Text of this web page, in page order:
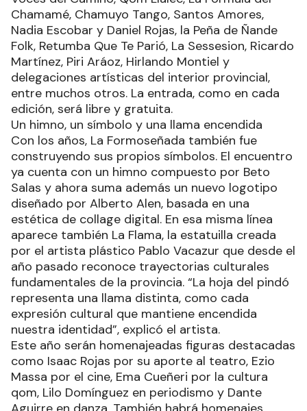
Chamamé, Chamuyo Tango, Santos Amores,
Nadia Escobar y Daniel Rojas, la Peña de Ñande
Folk, Retumba Que Te Parió, La Sessesion, Ricardo
Martínez, Piri Aráoz, Hirlando Montiel y
delegaciones artísticas del interior provincial,
entre muchos otros. La entrada, como en cada
edición, será libre y gratuita.
Un himno, un símbolo y una llama encendida
Con los años, La Formoseñada también fue
construyendo sus propios símbolos. El encuentro
ya cuenta con un himno compuesto por Beto
Salas y ahora suma además un nuevo logotipo
diseñado por Alberto Alen, basada en una
estética de collage digital. En esa misma línea
aparece también La Flama, la estatuilla creada
por el artista plástico Pablo Vacazur que desde el
año pasado reconoce trayectorias culturales
fundamentales de la provincia. “La hoja del pindó
representa una llama distinta, como cada
expresión cultural que mantiene encendida
nuestra identidad”, explicó el artista.
Este año serán homenajeadas figuras destacadas
como Isaac Rojas por su aporte al teatro, Ezio
Massa por el cine, Ema Cueñeri por la cultura
qom, Lilo Domínguez en periodismo y Dante